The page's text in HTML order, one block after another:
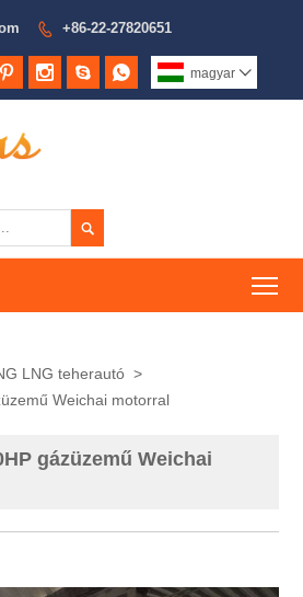
 +86-22-27820651
    magyar 

LNG teherautó >
Weichai motorral
gázüzemű Weichai